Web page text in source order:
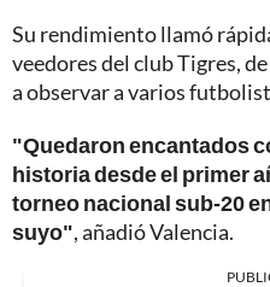
Su rendimiento llamó
veedores del club Tigres,
a observar a varios
"Quedaron encantados
historia desde el primer
torneo nacional sub-20
suyo", añadió Valencia.